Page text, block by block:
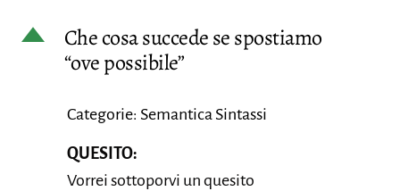
D
Che cosa succede se spostiamo
“ove possibile”
Categorie: Semantica Sintassi
QUESITO:
Vorrei sottoporvi un quesito